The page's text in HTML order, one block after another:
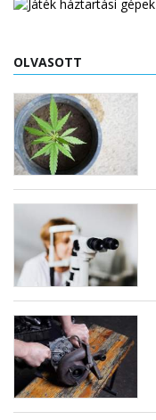
OLVASOTT